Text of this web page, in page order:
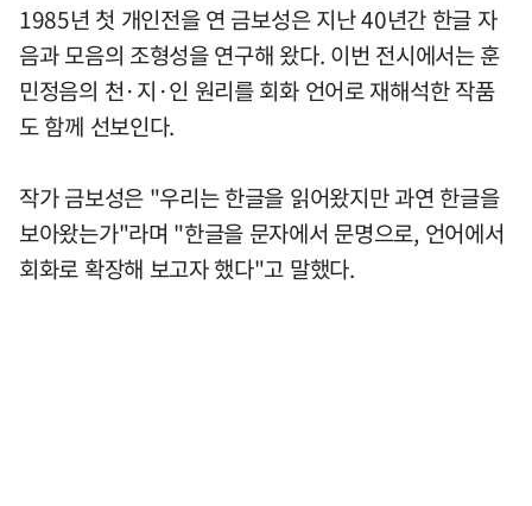
1985년 첫 개인전을 연 금보성은 지난 40년간 한글 자
음과 모음의 조형성을 연구해 왔다. 이번 전시에서는 훈
민정음의 천·지·인 원리를 회화 언어로 재해석한 작품
도 함께 선보인다.
작가 금보성은 "우리는 한글을 읽어왔지만 과연 한글을
보아왔는가"라며 "한글을 문자에서 문명으로, 언어에서
회화로 확장해 보고자 했다"고 말했다.